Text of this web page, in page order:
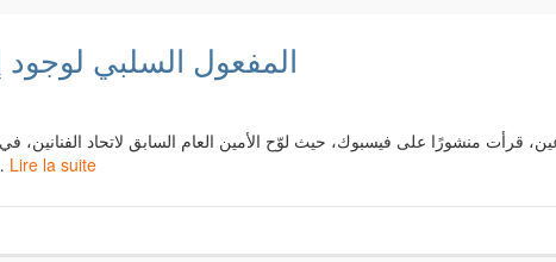
المفعول السلبي لوجود
قرأت منشورًا على فيسبوك، حيث لوّح الأمين العام السابق لاتحاد الفنانين،
باللجوء Lire la suite